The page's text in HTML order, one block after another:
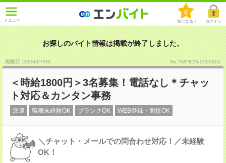
メニュー
0
気になる！ ログイン
お探しのバイト情報は掲載が終了しました。
掲載日 :2026/07/09 No.TMPE26-0505901
＜時給1800円＞3名募集！電話なし＊チャッ
ト対応＆カンタン事務
派遣 職種未経験OK ブランクOK WEB登録・面接OK
＼チャット・メールでの問合わせ対応！／未経験
OK！